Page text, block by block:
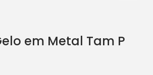
em Metal Tam P